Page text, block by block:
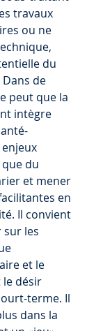
travaux
ou ne
du
de
peut que la
intègre
du
et mener
en
Il convient
sur les
et le
désir
terme. Il
dans la